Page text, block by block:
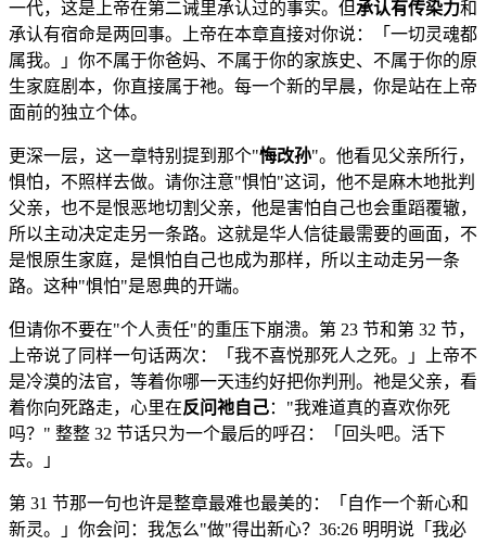
一代，这是上帝在第二诫里承认过的事实。但承认有传染力和
承认有宿命是两回事。上帝在本章直接对你说：「一切灵魂都
属我。」你不属于你爸妈、不属于你的家族史、不属于你的原
生家庭剧本，你直接属于祂。每一个新的早晨，你是站在上帝
面前的独立个体。
更深一层，这一章特别提到那个"悔改孙"。他看见父亲所行，
惧怕，不照样去做。请你注意"惧怕"这词，他不是麻木地批判
父亲，也不是恨恶地切割父亲，他是害怕自己也会重蹈覆辙，
所以主动决定走另一条路。这就是华人信徒最需要的画面，不
是恨原生家庭，是惧怕自己也成为那样，所以主动走另一条
路。这种"惧怕"是恩典的开端。
但请你不要在"个人责任"的重压下崩溃。第 23 节和第 32 节，
上帝说了同样一句话两次：「我不喜悦那死人之死。」上帝不
是冷漠的法官，等着你哪一天违约好把你判刑。祂是父亲，看
着你向死路走，心里在反问祂自己："我难道真的喜欢你死
吗？" 整整 32 节话只为一个最后的呼召：「回头吧。活下
去。」
第 31 节那一句也许是整章最难也最美的：「自作一个新心和
新灵。」你会问：我怎么"做"得出新心？36:26 明明说「我必